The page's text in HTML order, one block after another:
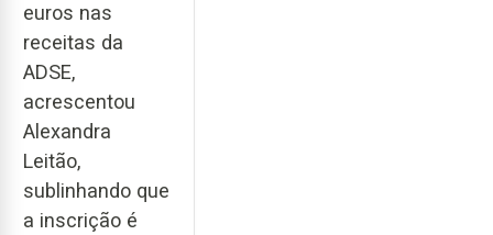
euros nas
receitas da
ADSE,
acrescentou
Alexandra
Leitão,
sublinhando que
a inscrição é